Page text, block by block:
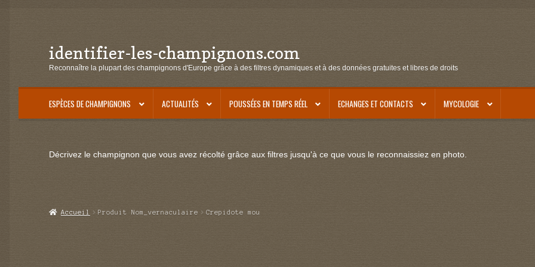
Aller
à
navigation
Aller
au
identifier-les-champignons.com
Reconnaître la plupart des champignons d'Europe grâce à des filtres dynamiques et à des données gratuites et libres de droits
ESPÈCES DE CHAMPIGNONS ACTUALITÉS POUSSÉES EN TEMPS RÉEL ECHANGES ET CONTACTS MYCOLOGIE
Décrivez le champignon que vous avez récolté grâce aux filtres jusqu'à ce que vous le reconnaissiez en photo.
Accueil Produit Nom_vernaculaire Crepidote mou